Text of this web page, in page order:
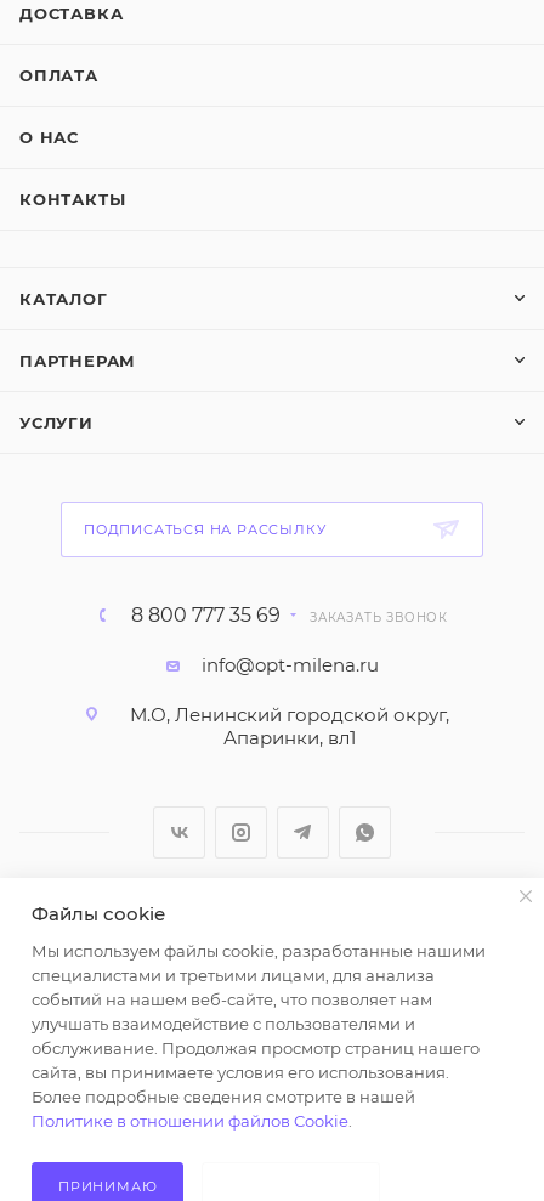
ДОСТАВКА
ОПЛАТА
О НАС
КОНТАКТЫ
КАТАЛОГ
ПАРТНЕРАМ
УСЛУГИ
ПОДПИСАТЬСЯ НА РАССЫЛКУ
8 800 777 35 69 ЗАКАЗАТЬ ЗВОНОК
info@opt-milena.ru
М.О, Ленинский городской округ,
Апаринки, вл1
2026 © ООО "Вайт Текстиль групп"
Любая информация на сайте носит справочный
характер и не является публичной офертой
определяемой положениями пункта 2 статьи 437
Гражданского кодекса Российской Федерации.
Использование любых материалов, опубликованных
на https://opt-milena.ru, допустимо только при
наличии письменного разрешения редакции и
активной ссылки на https://opt-milena.ru
Файлы cookie
Мы используем файлы cookie, разработанные нашими
специалистами и третьими лицами, для анализа
событий на нашем веб-сайте, что позволяет нам
улучшать взаимодействие с пользователями и
обслуживание. Продолжая просмотр страниц нашего
сайта, вы принимаете условия его использования.
Более подробные сведения смотрите в нашей
Политике в отношении файлов Cookie
ПРИНИМАЮ